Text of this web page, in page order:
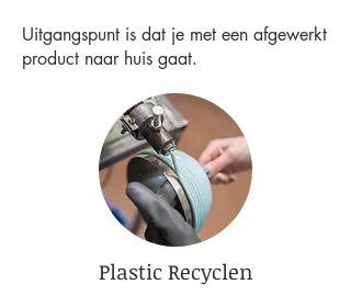
Uitgangspunt is dat je met een afgewerkt
product naar huis gaat.
Plastic Recyclen